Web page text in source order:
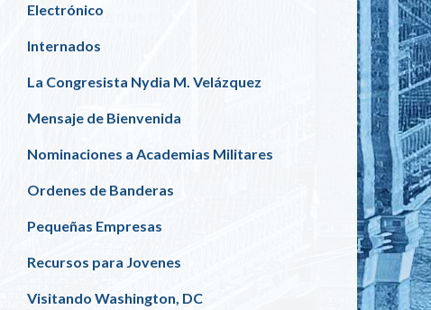
Electrónico
Internados
La Congresista Nydia M. Velázquez
Mensaje de Bienvenida
Nominaciones a Academias Militares
Ordenes de Banderas
Pequeñas Empresas
Recursos para Jovenes
Visitando Washington, DC